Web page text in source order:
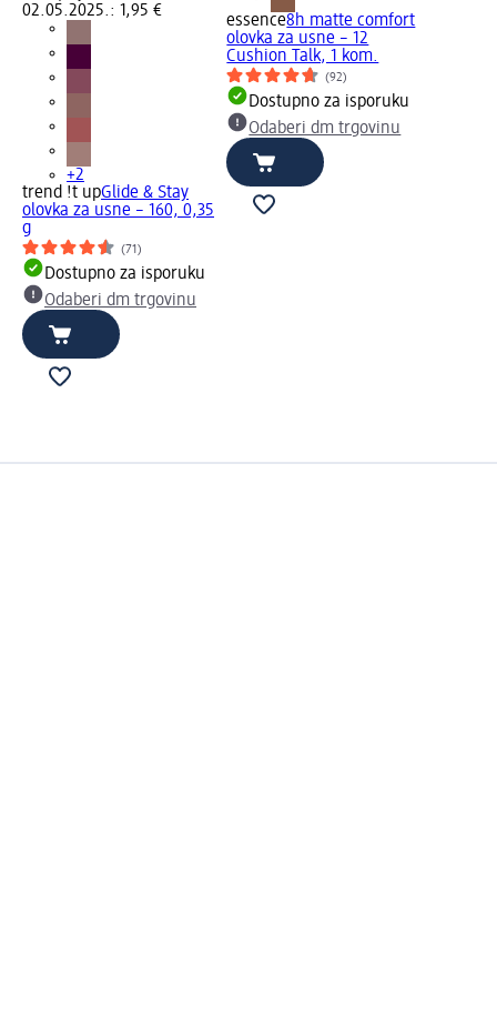
02.05.2025.: 1,95 €
+2
trend !t upGlide & Stay
olovka za usne – 160, 0,35
g
(71)
Dostupno za isporuku
Odaberi dm trgovinu
essence8h matte comfort
olovka za usne – 12
Cushion Talk, 1 kom.
(92)
Dostupno za isporuku
Odaberi dm trgovinu